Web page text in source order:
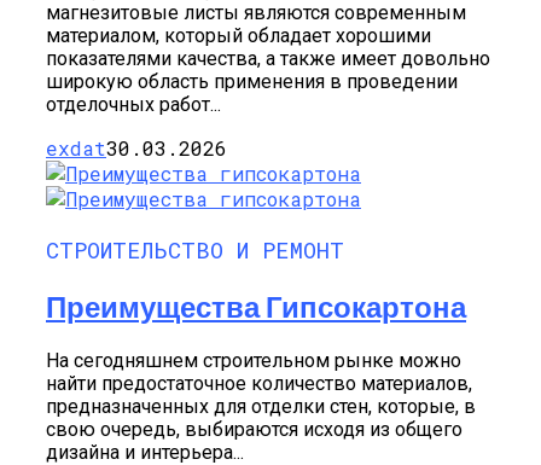
магнезитовые листы являются современным
материалом, который обладает хорошими
показателями качества, а также имеет довольно
широкую область применения в проведении
отделочных работ...
exdat30.03.2026
СТРОИТЕЛЬСТВО И РЕМОНТ
Преимущества Гипсокартона
На сегодняшнем строительном рынке можно
найти предостаточное количество материалов,
предназначенных для отделки стен, которые, в
свою очередь, выбираются исходя из общего
дизайна и интерьера...